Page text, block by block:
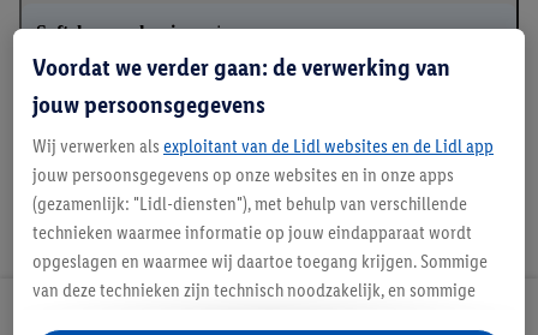
Softclosemechanisme: ja
Materiaal : duroplast
Voordat we verder gaan: de verwerking van
jouw persoonsgegevens
Wij verwerken als exploitant van de Lidl websites en de Lidl app
jouw persoonsgegevens op onze websites en in onze apps
(gezamenlijk: "Lidl-diensten"), met behulp van verschillende
technieken waarmee informatie op jouw eindapparaat wordt
opgeslagen en waarmee wij daartoe toegang krijgen. Sommige
van deze technieken zijn technisch noodzakelijk, en sommige